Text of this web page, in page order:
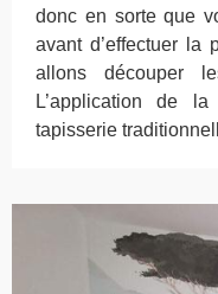
donc en sorte que
avant d’effectuer la
allons découper
L’application de
tapisserie